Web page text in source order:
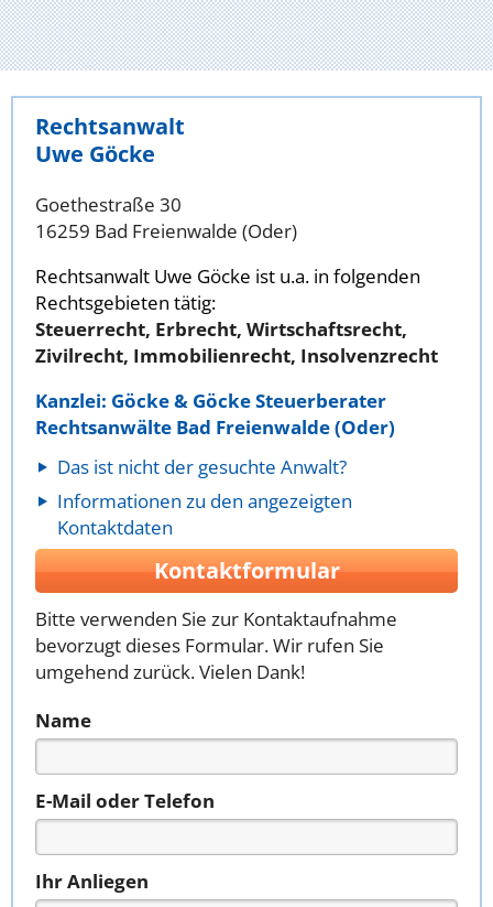
Rechtsanwalt
Uwe Göcke
Goethestraße 30
16259 Bad Freienwalde (Oder)
Rechtsanwalt Uwe Göcke ist u.a. in folgenden
Rechtsgebieten tätig:
Steuerrecht, Erbrecht, Wirtschaftsrecht,
Zivilrecht, Immobilienrecht, Insolvenzrecht
Kanzlei: Göcke & Göcke Steuerberater
Rechtsanwälte Bad Freienwalde (Oder)
Das ist nicht der gesuchte Anwalt?
Informationen zu den angezeigten
Kontaktdaten
Kontaktformular
Bitte verwenden Sie zur Kontaktaufnahme
bevorzugt dieses Formular. Wir rufen Sie
umgehend zurück. Vielen Dank!
Name
E-Mail oder Telefon
Ihr Anliegen